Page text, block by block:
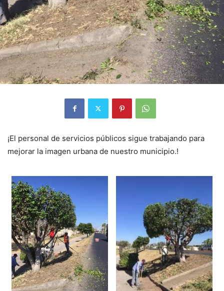
¡El personal de servicios públicos sigue trabajando para
mejorar la imagen urbana de nuestro municipio.!